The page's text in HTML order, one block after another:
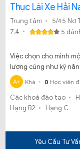
Thục Lái Xe Hải
Trung tâm
7.4
5
Việc chọn cho mình
lượng cũng như kỹ
trọng. Vậy học thi lái
Nam có uy tín, chất
không?
A+ Khá 0 Học viên
Các khoá đào tạo
Hạng B2
Hạng C
Yêu Cầu Tư